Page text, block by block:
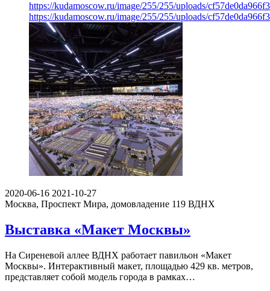
https://kudamoscow.ru/image/255/255/uploads/
https://kudamoscow.ru/image/255/255/uploads/
2020-06-16 2021-10-27
Москва, Проспект Мира, домовладение 119 ВДНХ
Выставка «Макет Москвы»
На Сиреневой аллее ВДНХ работает павильон «Макет
Москвы». Интерактивный макет, площадью 429 кв. метров,
представляет собой модель города в рамках…